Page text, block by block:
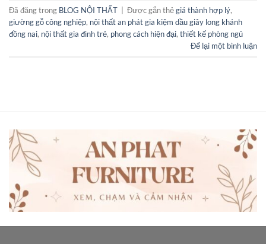
Đã đăng trong BLOG NỘI THẤT Được gắn thẻgiá thành hợp lý,
giường gỗ công nghiệp, nội thất an phát gia kiệm dầu giây long khánh
đồng nai, nội thất gia đình trẻ, phong cách hiện đại, thiết kế phòng ngủ
Để lại một bình luận